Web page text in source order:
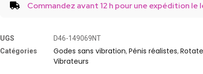
Commandez avant 12 h pour une expédition le
UGS
D46-149069NT
Catégories
Godes sans vibration, Pénis réalistes,
Vibrateurs